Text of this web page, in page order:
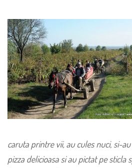
caruta printre vii, au cules nuci, si-
pizza delicioasa si au pictat pe sticla